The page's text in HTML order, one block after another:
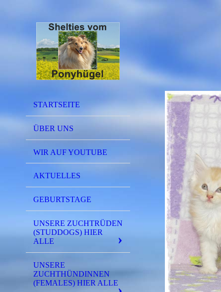
STARTSEITE
ÜBER UNS
WIR AUF YOUTUBE
AKTUELLES
GEBURTSTAGE
UNSERE ZUCHTRÜDEN
(STUDDOGS) HIER
ALLE
UNSERE
ZUCHTHÜNDINNEN
(FEMALES) HIER ALLE